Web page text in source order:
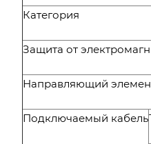
Категория
Защита от
Направляющий
Подключаемый кабель